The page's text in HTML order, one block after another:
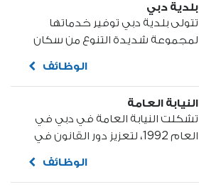
بالتداول العقاري وتنظيمها
وتوثيقها...
بلدية دبي
تتولى بلدية دبي توفير خدماتها
لمجموعة شديدة التنوع من سكان
الحضري، والإشراف على الإنشاءات،
الحدائق العامة، وضمان وجود معايير
نوعية عالمية...
الوظائف
النيابة العامة
تشكلت النيابة العامة في دبي في
العام 1992، لتعزيز دور القانون في
النيابة العامة لجعل المجتمع أكثر
الوظائف